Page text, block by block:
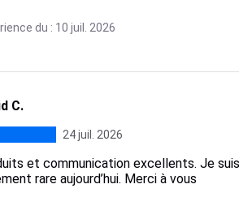
du : 10 juil. 2026
C.
24 juil. 2026
et communication excellents. Je
rare aujourd’hui. Merci à vous